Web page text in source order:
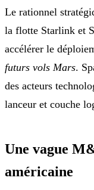
Le rationnel
la flotte Starlink et
accélérer le
futurs vols Mars.
des acteurs
lanceur et couche
Une vague
américaine